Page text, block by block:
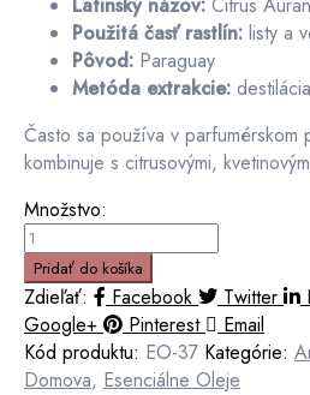
Použitá časť rastlín: listy a
Pôvod: Paraguay
Metóda extrakcie:
Často sa používa v parfumérskom
kombinuje s citrusovými,
Množstvo:
množstvo
Petitgrain
esenciálny
olej
10
ml
Pridať do košíka
Zdieľať: Facebook Twitter
Google+
Pinterest
Email
Kód produktu: EO-37 Kategórie:
Domova, Esenciálne Oleje